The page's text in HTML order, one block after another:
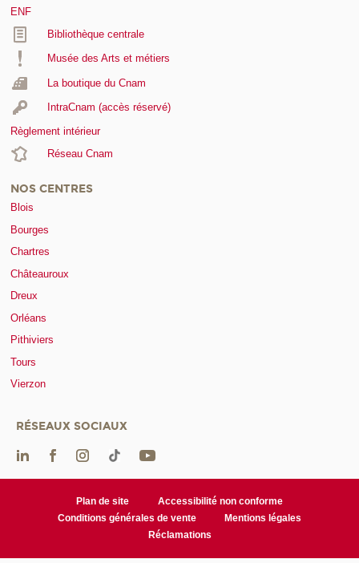
ENF
Bibliothèque centrale
Musée des Arts et métiers
La boutique du Cnam
IntraCnam (accès réservé)
Règlement intérieur
Réseau Cnam
NOS CENTRES
Blois
Bourges
Chartres
Châteauroux
Dreux
Orléans
Pithiviers
Tours
Vierzon
RÉSEAUX SOCIAUX
Plan de site
Accessibilité non conforme
Conditions générales de vente
Mentions légales
Réclamations